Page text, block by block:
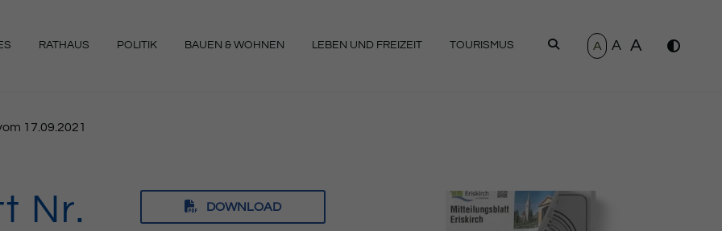
RATHAUS POLITIK BAUEN & WOHNEN LEBEN UND FREIZEIT TOURISMUS SUCHEN
A A A
17.09.2021
Nr.
DOWNLOAD